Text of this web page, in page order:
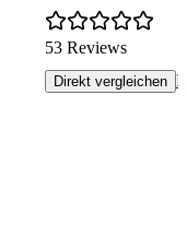
53 Reviews
Direkt vergleichen